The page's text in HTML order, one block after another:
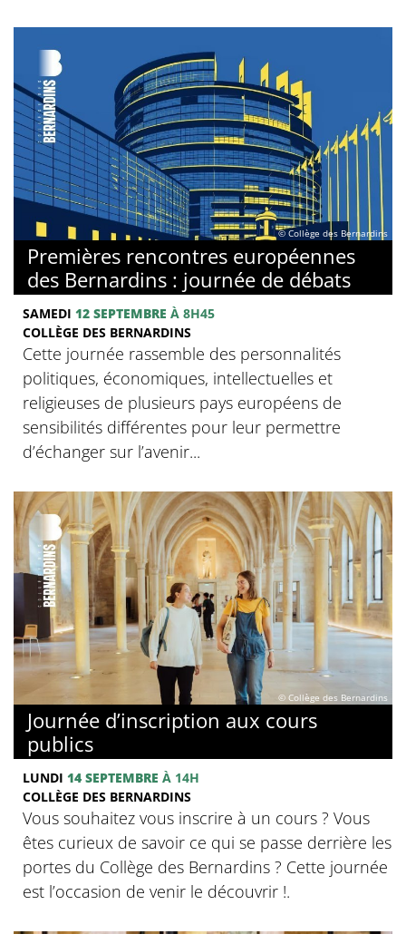
© Collège des Bernardins
Premières rencontres européennes
des Bernardins : journée de débats
SAMEDI 12 SEPTEMBRE À 8H45
COLLÈGE DES BERNARDINS
Cette journée rassemble des personnalités
politiques, économiques, intellectuelles et
religieuses de plusieurs pays européens de
sensibilités différentes pour leur permettre
d’échanger sur l’avenir...
© Collège des Bernardins
Journée d’inscription aux cours
publics
LUNDI 14 SEPTEMBRE À 14H
COLLÈGE DES BERNARDINS
Vous souhaitez vous inscrire à un cours ? Vous
êtes curieux de savoir ce qui se passe derrière les
portes du Collège des Bernardins ? Cette journée
est l’occasion de venir le découvrir !.